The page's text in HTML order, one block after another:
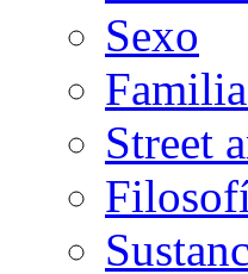
Sexo
Street